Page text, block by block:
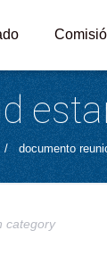
/ documento
category